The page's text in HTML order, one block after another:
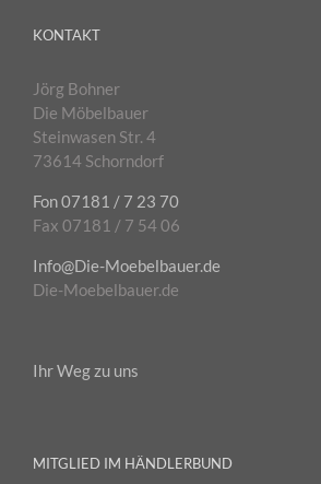
KONTAKT
Jörg Bohner
Die Möbelbauer
Steinwasen Str. 4
73614 Schorndorf
Fon 07181 / 7 23 70
Fax 07181 / 7 54 06
Info@Die-Moebelbauer.de
Die-Moebelbauer.de
Ihr Weg zu uns
MITGLIED IM HÄNDLERBUND